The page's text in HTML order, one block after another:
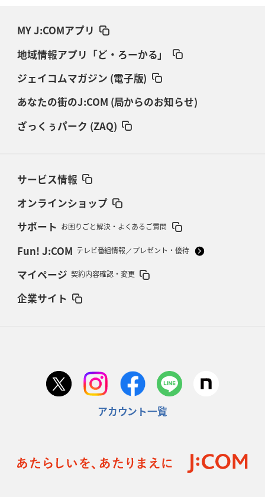
MY J:COMアプリ
地域情報アプリ「ど・ろーかる」
ジェイコムマガジン (電子版)
あなたの街のJ:COM (局からのお知らせ)
ざっくぅパーク (ZAQ)
サービス情報
オンラインショップ
サポート お困りごと解決・よくあるご質問
Fun! J:COM テレビ番組情報／プレゼント・優待
マイページ 契約内容確認・変更
企業サイト
アカウント一覧